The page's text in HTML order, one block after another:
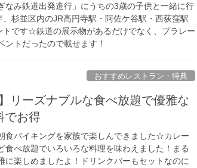
なみ鉄道出発進行」にうちの3歳の子供と一緒に行
杉並区内のJR高円寺駅・阿佐ケ谷駅・西荻窪駅
です☆鉄道の展示物があるだけでなく、プラレー
トだったので載せます！
おすすめレストラン・特典
リーズナブルな食べ放題で優雅な
でお得
食バイキングを家族で楽しんできました☆カレー
べ放題でいろいろな料理を味わえました！まる
に楽しめましたよ！ドリンクバーもセットなのに